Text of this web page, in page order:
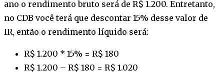
ano o rendimento bruto será de R$ 1.200. Entretanto,
no CDB você terá que descontar 15% desse valor de
IR, então o rendimento líquido será:
R$ 1.200 * 15% = R$ 180
R$ 1.200 – R$ 180 = R$ 1.020